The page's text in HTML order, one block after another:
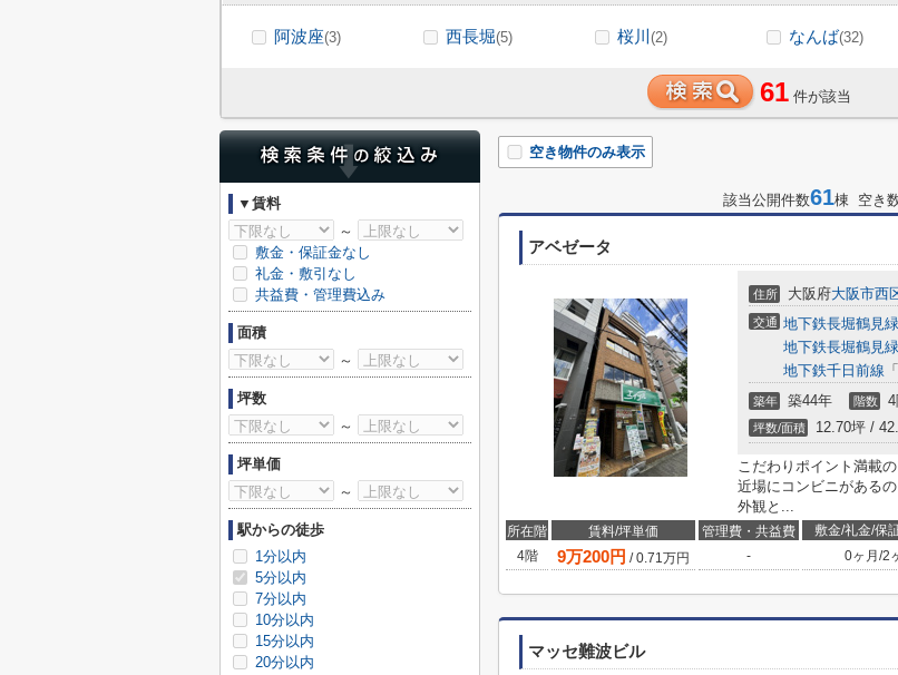
阿波座(3) 西長堀(5) 桜川 (2) なんば(32)
61 件が該当
空き物件のみ表示
該当公開件数61棟 空き
アベゼータ
住所 大阪府大阪市西
交通 地下鉄長堀鶴見
地下鉄長堀鶴見
地下鉄千日前線 「
築年 築44年 階数
坪数/面積 12.70坪 /
こだわりポイント満載
近場にコンビニがある
外観と...
所在階 賃料/坪単価 管理費・共益費 敷金/礼金/保
4階
9万200円 /0.71万円 - 0ヶ月 /2
マッセ難波ビル
▼賃料
～
敷金・保証金なし
礼金・敷引なし
共益費・管理費込み
面積
～
坪数
～
坪単価
～
駅からの徒歩
1分以内
5分以内
7分以内
10分以内
15分以内
20分以内